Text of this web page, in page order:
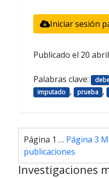
Iniciar sesión
Publicado el 20
Palabras clave:
imputado , prueba ,
Paginación
de
entradas
Página 1 … Página 3
publicaciones
Investigaciones